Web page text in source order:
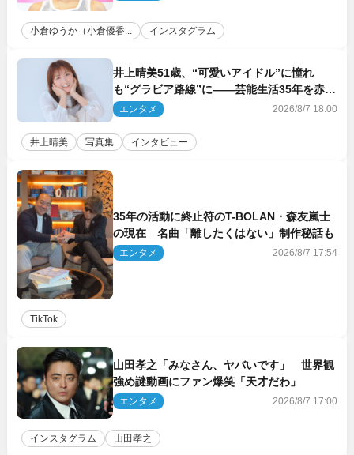
小倉ゆうか（小倉優香... インスタグラム
井上晴美51歳、“可愛いアイドル”に憧れ
も“グラビア路線”に――芸能生活35年を赤
裸々に語る 27年ぶりに写真集発売
エンタメ 2026/8/7 18:00
井上晴美 写真集 インタビュー
35年の活動に終止符のT-BOLAN・森友嵐士
の現在 名曲「離したくはない」制作秘話も
エンタメ 2026/8/7 17:54
TikTok
山田孝之「みなさん、ヤバいです」 世界観
強め謎動画にファン爆笑「天才だわ」
エンタメ 2026/8/7 17:00
インスタグラム 山田孝之